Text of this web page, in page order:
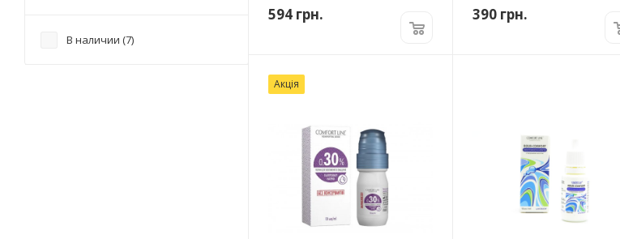
594 грн. 390 грн.
Акція
В наличии (7)